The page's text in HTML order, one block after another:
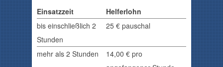
Einsatzzeit
Helferlohn
bis einschließlich 2
Stunden
25 € pauschal
mehr als 2 Stunden 14,00 € pro